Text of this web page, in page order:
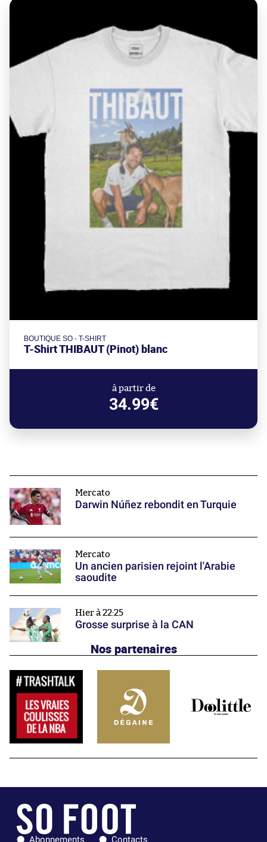
BOUTIQUE SO - T-SHIRT
T-Shirt THIBAUT (Pinot) blanc
à partir de
34.99€
Mercato
Darwin Núñez rebondit en Turquie
Mercato
Un ancien parisien rejoint l'Arabie
saoudite
Hier à 22:25
Grosse surprise à la CAN
Nos partenaires
Abonnements
Contacts